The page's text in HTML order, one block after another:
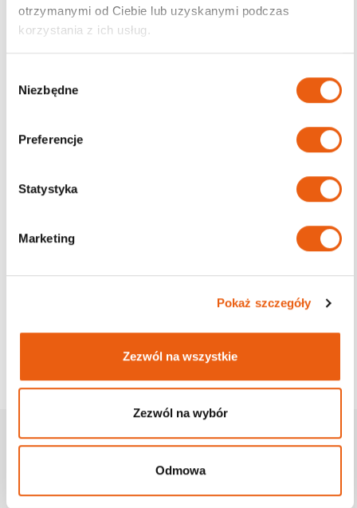
otrzymanymi od Ciebie lub uzyskanymi podczas
korzystania z ich usług.
Niezbędne
Preferencje
Statystyka
Marketing
Pokaż szczegóły
Zezwól na wszystkie
Zezwól na wybór
Odmowa
Zapisz Się Na Newsletter
Bądź na bieżąco z naszymi wszystkimi nowościami i promocjami.